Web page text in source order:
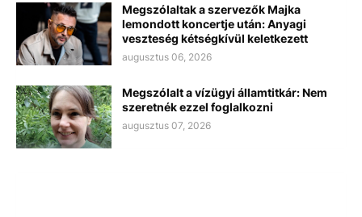
Megszólaltak a szervezők Majka
lemondott koncertje után: Anyagi
veszteség kétségkívül keletkezett
augusztus 06, 2026
Megszólalt a vízügyi államtitkár: Nem
szeretnék ezzel foglalkozni
augusztus 07, 2026